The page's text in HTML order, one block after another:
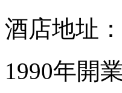
酒店地址
1990年開